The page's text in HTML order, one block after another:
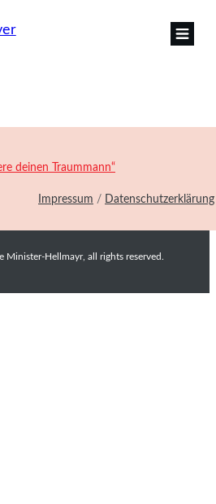
deinen Traummann“
Impressum / Datenschutzerklärung
Minister-Hellmayr, all rights reserved.